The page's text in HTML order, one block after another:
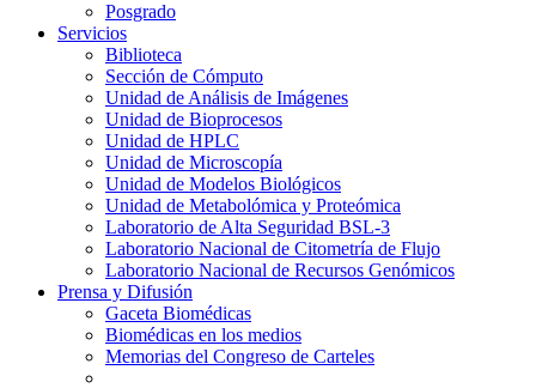
Posgrado
Servicios
Biblioteca
Sección de Cómputo
Unidad de Análisis de Imágenes
Unidad de Bioprocesos
Unidad de HPLC
Unidad de Microscopía
Unidad de Modelos Biológicos
Unidad de Metabolómica y Proteómica
Laboratorio de Alta Seguridad BSL-3
Laboratorio Nacional de Citometría de Flujo
Laboratorio Nacional de Recursos Genómicos
Prensa y Difusión
Gaceta Biomédicas
Biomédicas en los medios
Memorias del Congreso de Carteles